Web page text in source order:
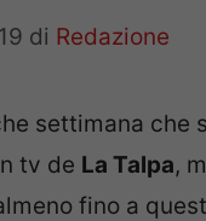
di Redazione
settimana che
tv de La Talpa,
fino a